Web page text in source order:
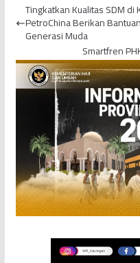
Tingkatkan Kualitas SDM di
PetroChina Berikan
Generasi Muda
Smartfren